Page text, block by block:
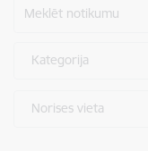
Meklēt notikumu
Kategorija
Norises vieta